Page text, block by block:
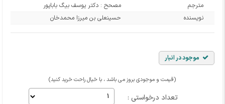
مترجم
مصحح : دکتر یوسف بیگ باباپور
نویسنده
حسینعلی بن میرزا محمدخان
موجود در انبار
(قیمت و موجودی بروز می باشد ، با خیال راحت خرید کنید)
تعداد درخواستی :